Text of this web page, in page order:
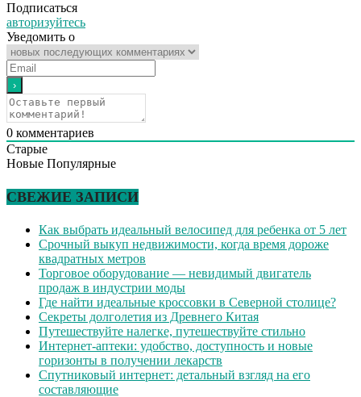
Подписаться
авторизуйтесь
Уведомить о
0 комментариев
Старые
Новые Популярные
СВЕЖИЕ ЗАПИСИ
Как выбрать идеальный велосипед для ребенка от 5 лет
Срочный выкуп недвижимости, когда время дороже
квадратных метров
Торговое оборудование — невидимый двигатель
продаж в индустрии моды
Где найти идеальные кроссовки в Северной столице?
Секреты долголетия из Древнего Китая
Путешествуйте налегке, путешествуйте стильно
Интернет-аптеки: удобство, доступность и новые
горизонты в получении лекарств
Спутниковый интернет: детальный взгляд на его
составляющие